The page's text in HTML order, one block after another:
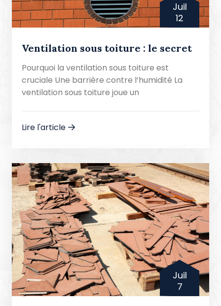
Juil
12
Ventilation sous toiture : le secret
Pourquoi la ventilation sous toiture est
cruciale Une barrière contre l’humidité La
ventilation sous toiture joue un
Lire l'article
Juil
7